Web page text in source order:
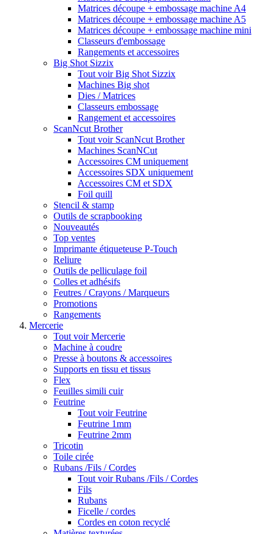
Matrices découpe + embossage machine A4
Matrices découpe + embossage machine A5
Matrices découpe + embossage machine mini
Classeurs d'embossage
Rangements et accessoires
Big Shot Sizzix
Tout voir Big Shot Sizzix
Machines Big shot
Dies / Matrices
Classeurs embossage
Rangement et accessoires
ScanNcut Brother
Tout voir ScanNcut Brother
Machines ScanNCut
Accessoires CM uniquement
Accessoires SDX uniquement
Accessoires CM et SDX
Foil quill
Stencil & stamp
Outils de scrapbooking
Nouveautés
Top ventes
Imprimante étiqueteuse P-Touch
Reliure
Outils de pelliculage foil
Colles et adhésifs
Feutres / Crayons / Marqueurs
Promotions
Rangements
Mercerie
Tout voir Mercerie
Machine à coudre
Presse à boutons & accessoires
Supports en tissu et tissus
Flex
Feuilles simili cuir
Feutrine
Tout voir Feutrine
Feutrine 1mm
Feutrine 2mm
Tricotin
Toile cirée
Rubans /Fils / Cordes
Tout voir Rubans /Fils / Cordes
Fils
Rubans
Ficelle / cordes
Cordes en coton recyclé